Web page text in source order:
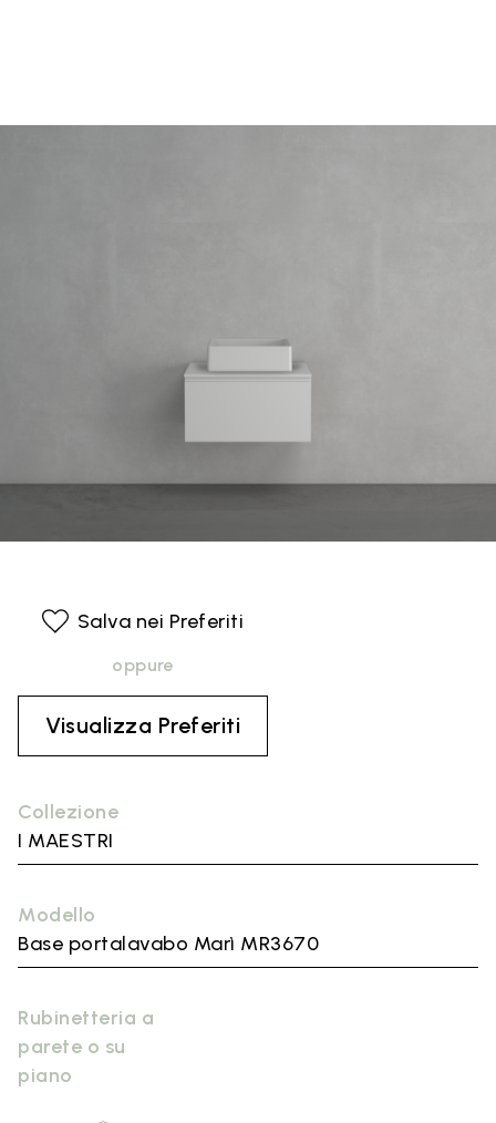
Collezione
I MAESTRI
Modello
Base portalavabo Marì MR3670
Rubinetteria a
parete o su
piano
Salva nei Preferiti
oppure
Visualizza Preferiti